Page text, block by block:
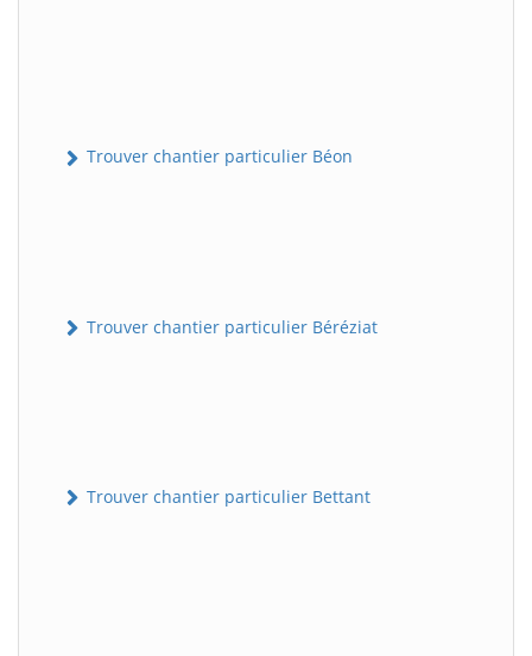
Trouver chantier particulier Béon
Trouver chantier particulier Béréziat
Trouver chantier particulier Bettant